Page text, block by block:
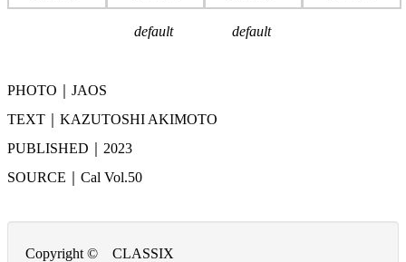
default default
PHOTO｜JAOS
TEXT｜KAZUTOSHI AKIMOTO
PUBLISHED｜2023
SOURCE｜Cal Vol.50
Copyright © CLASSIX